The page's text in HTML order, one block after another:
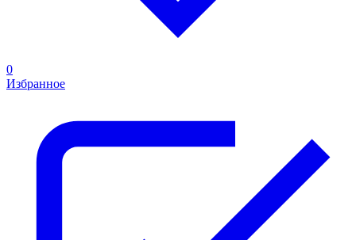
0
Избранное